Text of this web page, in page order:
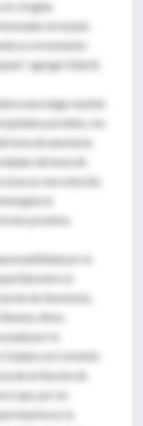
cirugías
en el país.
es el momento
agregó Gilardi.
una mega reunión
porteños, los
área de anestesia
del área de
buscar una solución.
mes próximo.
por la
entre el
de Anestesia,
Aires
por la
y la Comisión
de la Nación de
que, por un
Aaarba es la